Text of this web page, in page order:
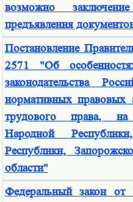
возможно заключение
предъявления
Постановление
2571 "Об
законодательства
нормативных
трудового права,
Народной
Республики,
области"
Федеральный закон